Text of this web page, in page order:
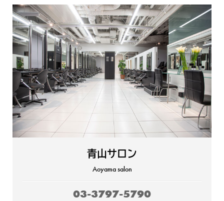
青山サロン
Aoyama salon
03-3797-5790